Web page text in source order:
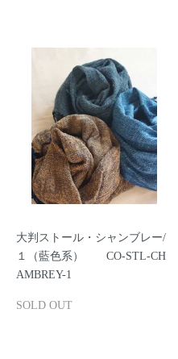
大判ストール・シャンブレー/
１（藍色系） CO-STL-CH
AMBREY-1
SOLD OUT